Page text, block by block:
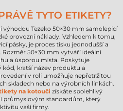
TYTO ETIKETY?
výhodou Tezeko 50×30 mm samolepicí
provozní náklady. Vzhledem k tomu,
pásky, je proces tisku jednodušší a
Rozměr 50×30 mm vytváří ideální
a úsporou místa. Poskytuje
kratší název produktu a
v roli umožňuje nepřetržitou
skladech nebo na výrobních linkách.
na kotouči získáte spolehlivý
průmyslovým standardům, který
vaší firmy.